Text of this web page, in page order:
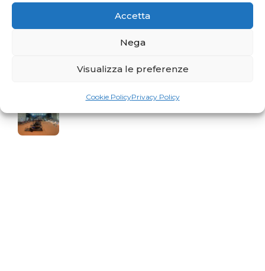
Accetta
Nega
Visualizza le preferenze
Cookie PolicyPrivacy Policy
Gaia Faggiani Teacher of the Month
RiminiWellness cresce e anche il Pilates